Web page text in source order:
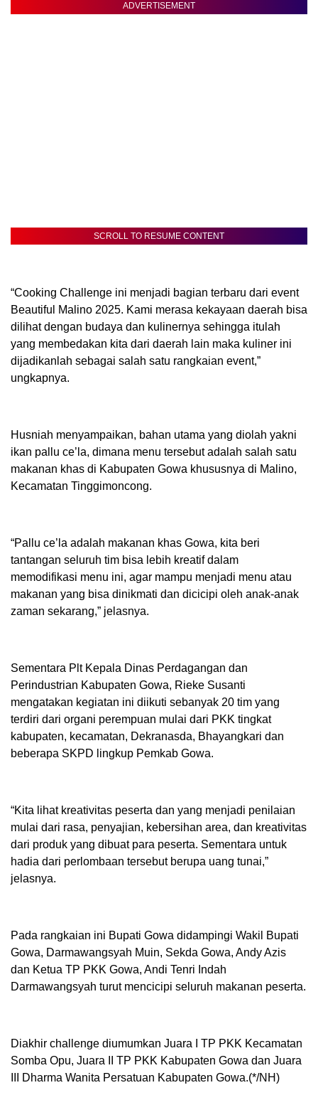
ADVERTISEMENT
SCROLL TO RESUME CONTENT
“Cooking Challenge ini menjadi bagian terbaru dari event
Beautiful Malino 2025. Kami merasa kekayaan daerah bisa
dilihat dengan budaya dan kulinernya sehingga itulah
yang membedakan kita dari daerah lain maka kuliner ini
dijadikanlah sebagai salah satu rangkaian event,”
ungkapnya.
Husniah menyampaikan, bahan utama yang diolah yakni
ikan pallu ce’la, dimana menu tersebut adalah salah satu
makanan khas di Kabupaten Gowa khususnya di Malino,
Kecamatan Tinggimoncong.
“Pallu ce’la adalah makanan khas Gowa, kita beri
tantangan seluruh tim bisa lebih kreatif dalam
memodifikasi menu ini, agar mampu menjadi menu atau
makanan yang bisa dinikmati dan dicicipi oleh anak-anak
zaman sekarang,” jelasnya.
Sementara Plt Kepala Dinas Perdagangan dan
Perindustrian Kabupaten Gowa, Rieke Susanti
mengatakan kegiatan ini diikuti sebanyak 20 tim yang
terdiri dari organi perempuan mulai dari PKK tingkat
kabupaten, kecamatan, Dekranasda, Bhayangkari dan
beberapa SKPD lingkup Pemkab Gowa.
“Kita lihat kreativitas peserta dan yang menjadi penilaian
mulai dari rasa, penyajian, kebersihan area, dan kreativitas
dari produk yang dibuat para peserta. Sementara untuk
hadia dari perlombaan tersebut berupa uang tunai,”
jelasnya.
Pada rangkaian ini Bupati Gowa didampingi Wakil Bupati
Gowa, Darmawangsyah Muin, Sekda Gowa, Andy Azis
dan Ketua TP PKK Gowa, Andi Tenri Indah
Darmawangsyah turut mencicipi seluruh makanan peserta.
Diakhir challenge diumumkan Juara I TP PKK Kecamatan
Somba Opu, Juara II TP PKK Kabupaten Gowa dan Juara
III Dharma Wanita Persatuan Kabupaten Gowa.(*/NH)